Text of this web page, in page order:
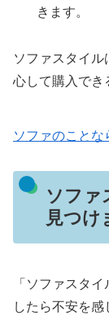
きます。
ソファスタイ
心して購入でき
ソファのことな
ソファ
見つけ
「ソファスタ
したら不安を